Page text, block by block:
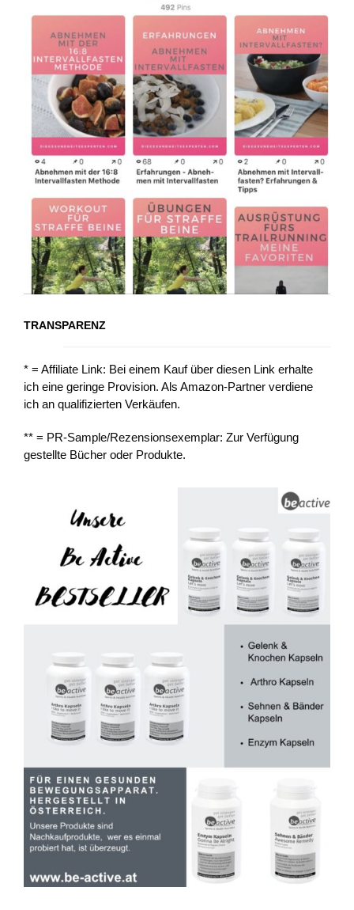
TRANSPARENZ
* = Affiliate Link: Bei einem Kauf über diesen Link erhalte
ich eine geringe Provision. Als Amazon-Partner verdiene
ich an qualifizierten Verkäufen.
** = PR-Sample/Rezensionsexemplar: Zur Verfügung
gestellte Bücher oder Produkte.